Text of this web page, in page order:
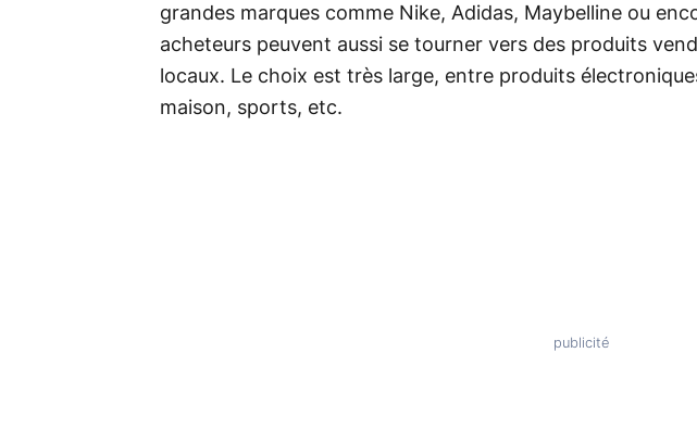
grandes marques comme Nike, Adidas, Maybelline ou
acheteurs peuvent aussi se tourner vers des produits
locaux. Le choix est très large, entre produits
maison, sports, etc.